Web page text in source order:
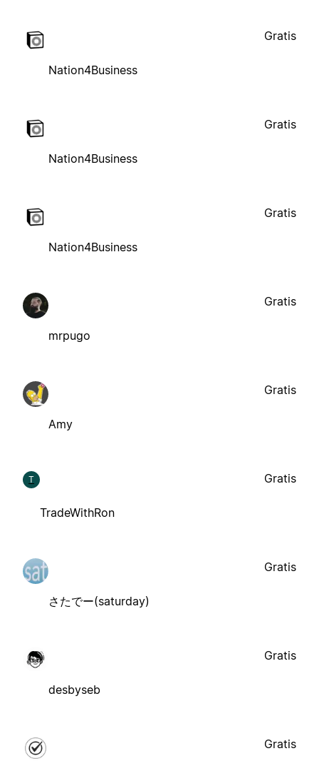
Nation4Business
Gratis
Nation4Business
Gratis
Nation4Business
Gratis
mrpugo
Gratis
Amy
Gratis
T
TradeWithRon
Gratis
さたでー(saturday)
Gratis
desbyseb
Gratis
Gratis